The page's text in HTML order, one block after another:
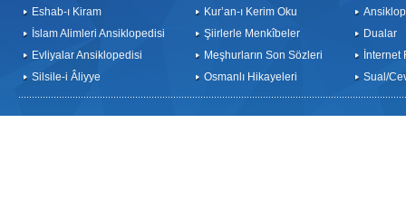
Eshab-ı Kiram
İslam Alimleri Ansiklopedisi
Evliyalar Ansiklopedisi
Silsile-i Âliyye
Kur’an-ı Kerim Oku
Şiirlerle Menkîbeler
Meşhurların Son Sözleri
Osmanlı Hikayeleri
Dualar
İnternet
Sual/